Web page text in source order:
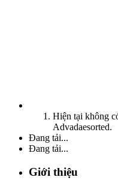
Hiện tại không
Advadaesorted.
Đang tải...
Đang tải...
Giới thiệu